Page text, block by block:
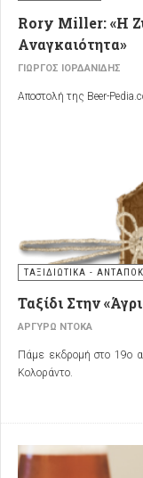
Rory Miller: «Η
Αναγκαιότητα»
ΓΙΏΡΓΟΣ ΙΟΡΔΑΝΊΔΗΣ
Αποστολή της Beer-
ΤΑΞΙΔΙΩΤΙΚΑ -
Ταξίδι Στην
ΑΡΓΥΡΏ ΝΤΌΚΑ
Πάμε εκδρομή στο 19ο
Κολοράντο.